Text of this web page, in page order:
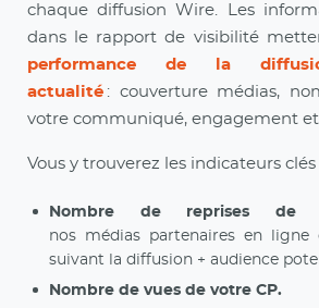
chaque diffusion Wire. Les
dans le rapport de visibilité
performance de la
actualité : couverture médias,
votre communiqué, engagement et
Vous y trouverez les indicateurs clés
Nombre de reprises
nos médias partenaires en ligne
suivant la diffusion + audience
Nombre de vues de votre CP.